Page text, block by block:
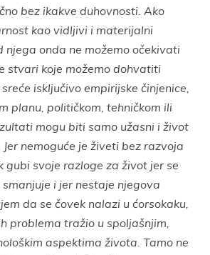
bez ikakve duhovnosti. Ako
kao vidljivi i materijalni
njega onda ne možemo očekivati
stvari koje možemo dohvatiti
isključivo empirijske činjenice,
planu, političkom, tehničkom ili
mogu biti samo užasni i život
nemoguće je živeti bez razvoja
gubi svoje razloge za život jer se
i jer nestaje njegova
da se čovek nalazi u ćorsokaku,
problema tražio u spoljašnjim,
aspektima života. Tamo ne